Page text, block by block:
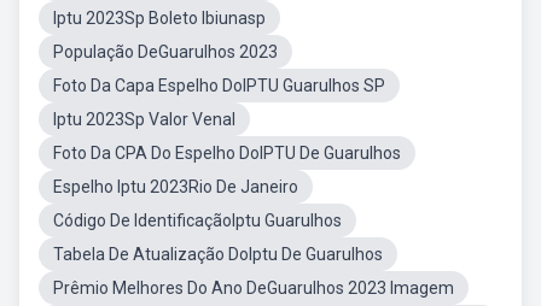
Iptu 2023Sp Boleto Ibiunasp
População DeGuarulhos 2023
Foto Da Capa Espelho DoIPTU Guarulhos SP
Iptu 2023Sp Valor Venal
Foto Da CPA Do Espelho DoIPTU De Guarulhos
Espelho Iptu 2023Rio De Janeiro
Código De IdentificaçãoIptu Guarulhos
Tabela De Atualização DoIptu De Guarulhos
Prêmio Melhores Do Ano DeGuarulhos 2023 Imagem